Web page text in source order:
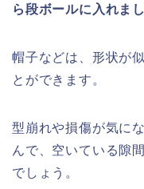
ら段ボールに入れま
帽子などは、形状が
とができます。
型崩れや損傷が気に
んで、空いている隙
でしょう。